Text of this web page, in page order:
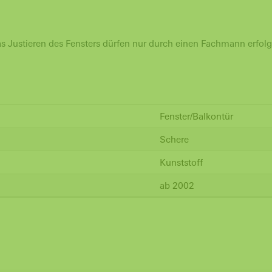
des Fensters dürfen nur durch einen Fachmann
Fenster/Balkontür
Schere
Kunststoff
ab 2002